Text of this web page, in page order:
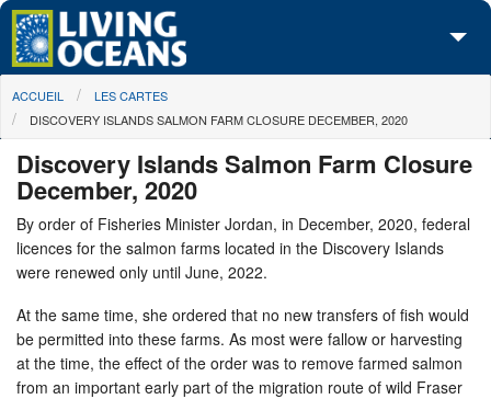
Skip to main content
À propos de nous
Centre des Médias
Les Cartes
You are here
ACCUEIL
LES CARTES
DISCOVERY ISLANDS SALMON FARM CLOSURE DECEMBER, 2020
Discovery Islands Salmon Farm Closure
December, 2020
By order of Fisheries Minister Jordan, in December, 2020, federal
licences for the salmon farms located in the Discovery Islands
were renewed only until June, 2022.
At the same time, she ordered that no new transfers of fish would
be permitted into these farms. As most were fallow or harvesting
at the time, the effect of the order was to remove farmed salmon
from an important early part of the migration route of wild Fraser